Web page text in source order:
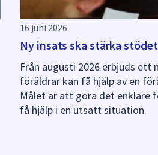
16 juni 2026
Ny insats ska stärka
Från augusti 2026 erbjuds ett
föräldrar kan få hjälp av en
Målet är att göra det enklare
få hjälp i en utsatt situation.